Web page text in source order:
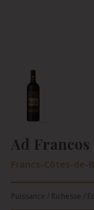
Ad Francos
Francs-Côtes-de-
Puissance / Richesse /